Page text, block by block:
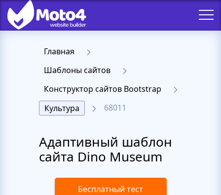
Главная
Шаблоны сайтов
Конструктор сайтов Bootstrap
Культура
68011
Адаптивный шаблон
сайта Dino Museum
Бесплатный тест